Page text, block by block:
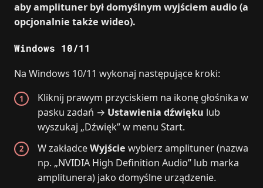
aby amplituner był domyślnym wyjściem audio (a
opcjonalnie także wideo).
Windows 10/11
Na Windows 10/11 wykonaj następujące kroki:
Kliknij prawym przyciskiem na ikonę głośnika w
pasku zadań → Ustawienia dźwięku lub
wyszukaj „Dźwięk” w menu Start.
W zakładceWyjście wybierz amplituner (nazwa
np. „NVIDIA High Definition Audio” lub marka
amplitunera) jako domyślne urządzenie.